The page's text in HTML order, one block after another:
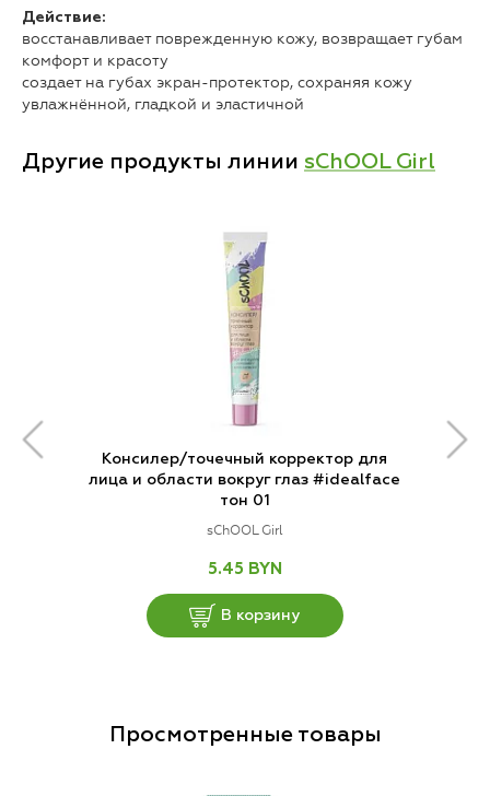
Действие:
восстанавливает поврежденную кожу, возвращает губам
комфорт и красоту
создает на губах экран-протектор, сохраняя кожу
увлажнённой, гладкой и эластичной
Другие продукты линии sChOOL Girl
Консилер/точечный корректор для
лица и области вокруг глаз #idealface
тон 01
sChOOL Girl
5.45 BYN
В корзину
Просмотренные товары